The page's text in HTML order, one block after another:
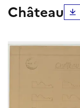
Château